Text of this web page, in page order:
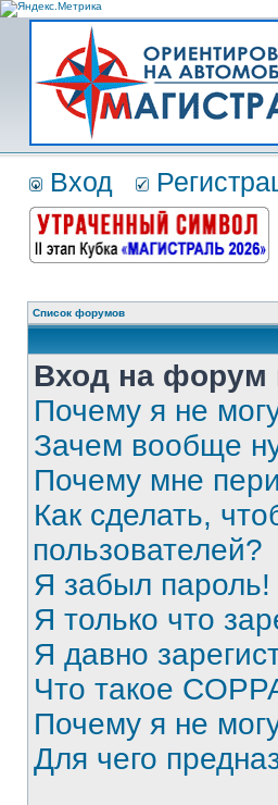
Вход
Список форумов
Вход на форум
Почему я не
Зачем вообще
Почему мне
Как сделать,
пользователей?
Я забыл пароль!
Я только что
Я давно
Что такое
Почему я не
Для чего